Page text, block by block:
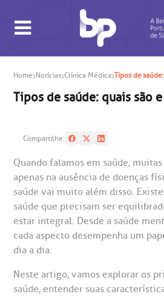
BUSCA
CONSULTAS E EXAMES
ATENDIMENTO 24H
CONHEÇA AS UNIDADES
INSTITUCIONAL
NOSSOS SERVIÇOS
INFORMAÇÕES ÚTEIS
ESPECIALIDADES
Home Notícias Clínica Médica Tipos de
Tipos de saúde: quais são
Compartilhe:
Quando falamos em saúde,
apenas na ausência de doenças
saúde vai muito além disso.
saúde que precisam ser
estar integral. Desde a saúde
cada aspecto desempenha um
dia a dia.
Neste artigo, vamos explorar os
saúde, entender suas